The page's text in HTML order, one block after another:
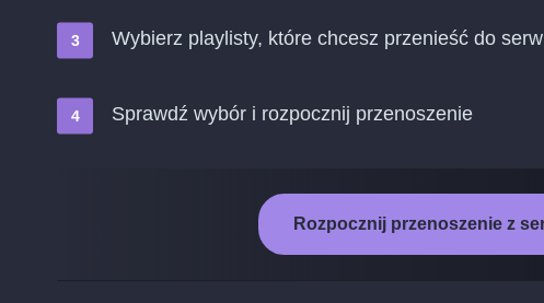
Wybierz playlisty, które chcesz przenieść do
Sprawdź wybór i rozpocznij przenoszenie
Rozpocznij przenoszenie z